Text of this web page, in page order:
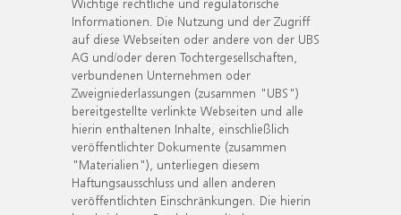
Informationen. Die Nutzung und der Zugriff
auf diese Webseiten oder andere von der UBS
AG und/oder deren Tochtergesellschaften,
verbundenen Unternehmen oder
Zweigniederlassungen (zusammen "UBS")
bereitgestellte verlinkte Webseiten und alle
hierin enthaltenen Inhalte, einschließlich
veröffentlichter Dokumente (zusammen
"Materialien"), unterliegen diesem
Haftungsausschluss und allen anderen
veröffentlichten Einschränkungen. Die hierin